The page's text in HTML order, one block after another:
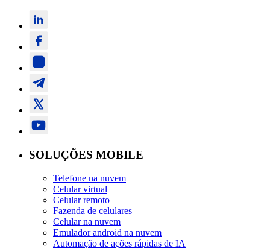
SOLUÇÕES MOBILE
Telefone na nuvem
Celular virtual
Celular remoto
Fazenda de celulares
Celular na nuvem
Emulador android na nuvem
Automação de ações rápidas de IA